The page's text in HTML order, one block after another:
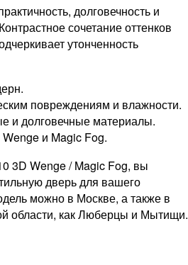
долговечность и
сочетание оттенков
утонченность
повреждениям и влажности.
и долговечные материалы.
и Magic Fog.
3D Wenge / Magic Fog, вы
дверь для вашего
можно в Москве, а также в
области, как Люберцы и Мытищи.